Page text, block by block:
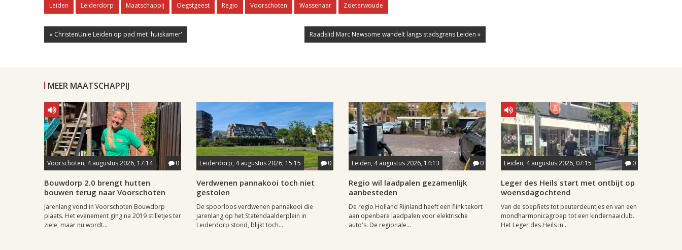
Leiden Leiderdorp Maatschappij Oegstgeest Regio Voorschoten Wassenaar Zoeterwoude
« ChristenUnie Leiden op pad met 'huiskamer' Raadslid Marc Newsome wandelt langs stadsgrens Leiden »
MEER MAATSCHAPPIJ
Voorschoten, 4 augustus 2026, 17:14 0
Bouwdorp 2.0 brengt hutten
bouwen terug naar Voorschoten
Jarenlang vond in Voorschoten Bouwdorp
plaats. Het evenement ging na 2019 stilletjes ter
ziele, maar nu wordt...
Leiderdorp, 4 augustus 2026, 15:15 0
Verdwenen pannakooi toch niet
gestolen
De spoorloos verdwenen pannakooi die
jarenlang op het Statendaalderplein in
Leiderdorp stond, blijkt toch...
Leiden, 4 augustus 2026, 14:13 0
Regio wil laadpalen gezamenlijk
aanbesteden
De regio Holland Rijnland heeft een flink tekort
aan openbare laadpalen voor elektrische
auto's. De regionale...
Leiden, 4 augustus 2026, 07:15 0
Leger des Heils start met ontbijt op
woensdagochtend
Van de soepfiets tot peuterdeuntjes en van een
mondharmonicagroep tot een kindernaaiclub.
Het Leger des Heils in...